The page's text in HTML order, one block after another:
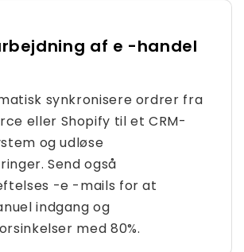
af e -handel
synkronisere ordrer fra
eller Shopify til et CRM-
og udløse
Send også
-e -mails for at
indgang og
med 80%.